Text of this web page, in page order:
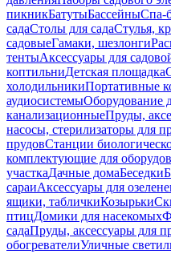
пикникБатутыБассейныСпа-
садаСтолы для садаСтулья,
садовыеГамаки, шезлонги
тентыАксессуары для
коптильниДетская площадка
холодильникиПортативные
аудиосистемыОборудование
канализационныеПруды,
насосы, стерилизаторы для
прудовСтанции
комплектующие для
участкаДачные домаБеседки
сараиАксессуары для
ящики, табличкиКозырьки
птицДомики для насекомых
садаПруды, аксессуары для
обогревателиУличные